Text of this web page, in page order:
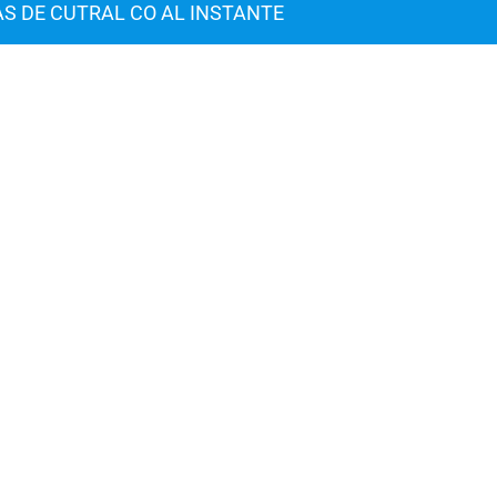
DE CUTRAL CO AL INSTANTE